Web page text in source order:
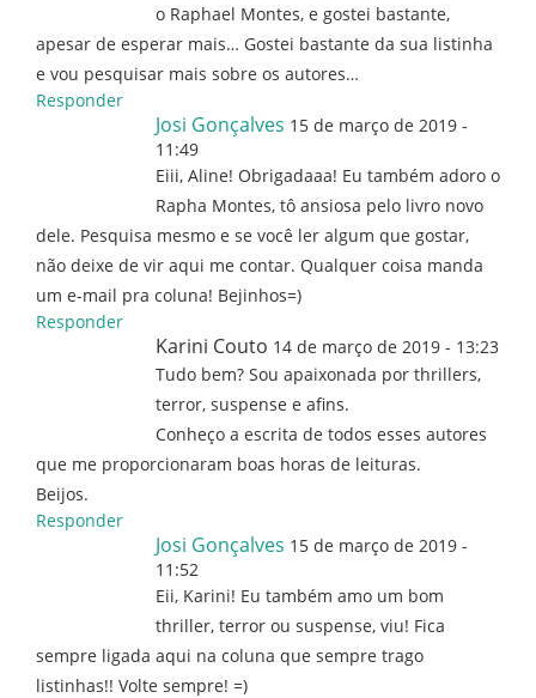
o Raphael Montes, e gostei bastante,
apesar de esperar mais… Gostei bastante da sua listinha
e vou pesquisar mais sobre os autores…
Responder
Josi Gonçalves 15 de março de 2019 -
11:49
Eiii, Aline! Obrigadaaa! Eu também adoro o
Rapha Montes, tô ansiosa pelo livro novo
dele. Pesquisa mesmo e se você ler algum que gostar,
não deixe de vir aqui me contar. Qualquer coisa manda
um e-mail pra coluna! Bejinhos=)
Responder
Karini Couto 14 de março de 2019 - 13:23
Tudo bem? Sou apaixonada por thrillers,
terror, suspense e afins.
Conheço a escrita de todos esses autores
que me proporcionaram boas horas de leituras.
Beijos.
Responder
Josi Gonçalves 15 de março de 2019 -
11:52
Eii, Karini! Eu também amo um bom
thriller, terror ou suspense, viu! Fica
sempre ligada aqui na coluna que sempre trago
listinhas!! Volte sempre! =)